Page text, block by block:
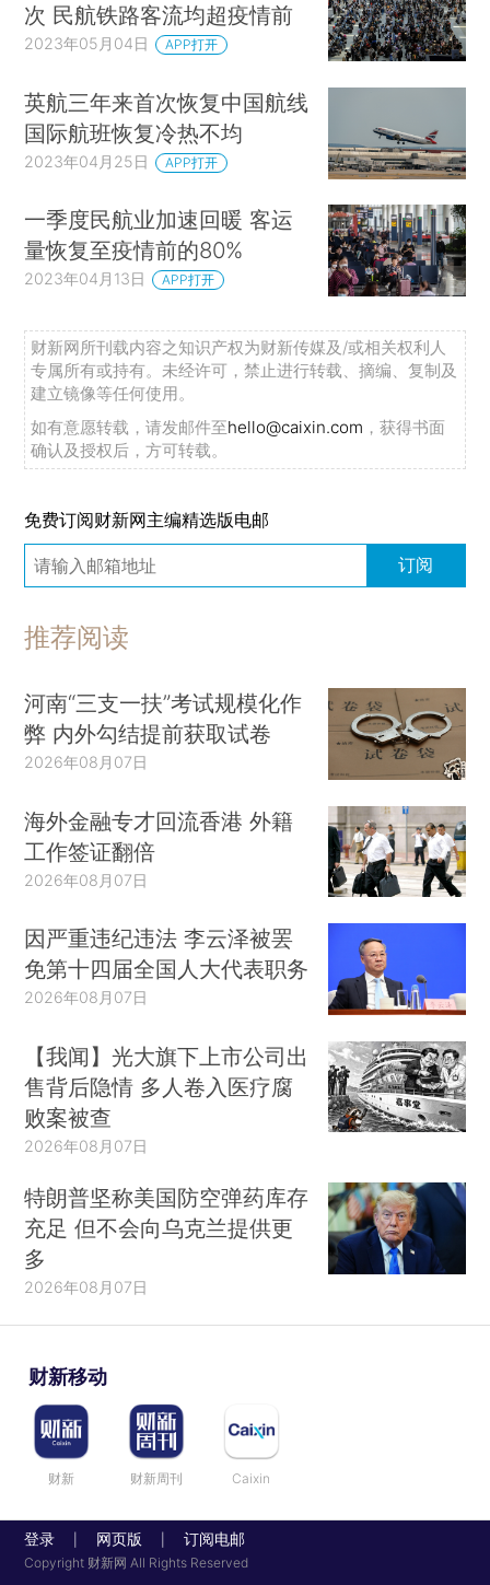
次 民航铁路客流均超疫情前
2023年05月04日 APP打开
英航三年来首次恢复中国航线
国际航班恢复冷热不均
2023年04月25日 APP打开
一季度民航业加速回暖 客运
量恢复至疫情前的80%
2023年04月13日 APP打开
财新网所刊载内容之知识产权为财新传媒及/或相关权利人
专属所有或持有。未经许可，禁止进行转载、摘编、复制及
建立镜像等任何使用。
如有意愿转载，请发邮件至hello@caixin.com ，获得书面
确认及授权后，方可转载。
免费订阅财新网主编精选版电邮
订阅
推荐阅读
河南“三支一扶”考试规模化作
弊 内外勾结提前获取试卷
2026年08月07日
海外金融专才回流香港 外籍
工作签证翻倍
2026年08月07日
因严重违纪违法 李云泽被罢
免第十四届全国人大代表职务
2026年08月07日
【我闻】光大旗下上市公司出
售背后隐情 多人卷入医疗腐
败案被查
2026年08月07日
特朗普坚称美国防空弹药库存
充足 但不会向乌克兰提供更
多
2026年08月07日
财新移动
财新 财新周刊 Caixin
登录 网页版 订阅电邮
Copyright 财新网 All Rights Reserved